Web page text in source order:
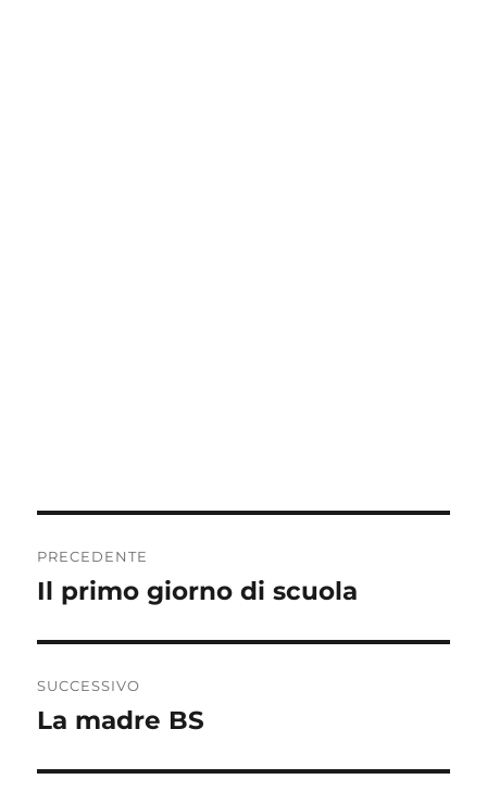
articoli
PRECEDENTE
Articolo
Il primo giorno di scuola
SUCCESSIVO
Articolo
La madre BS